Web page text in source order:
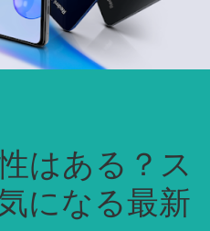
はある？ス
になる最新